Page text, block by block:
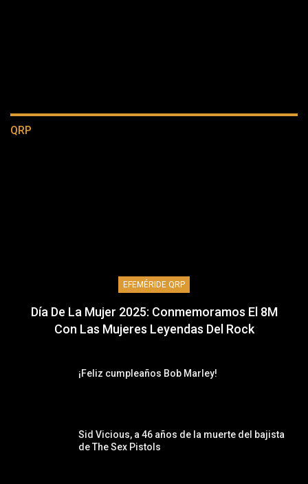
QRP
EFEMÉRIDE QRP
Día De La Mujer 2025: Conmemoramos El 8M
Con Las Mujeres Leyendas Del Rock
¡Feliz cumpleaños Bob Marley!
Sid Vicious, a 46 años de la muerte del bajista
de The Sex Pistols